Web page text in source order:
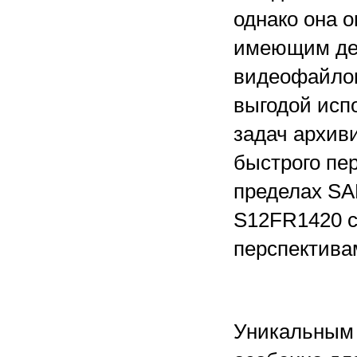
однако она
имеющим
выгодой
задач
быстрого
пределах
S12FR1420